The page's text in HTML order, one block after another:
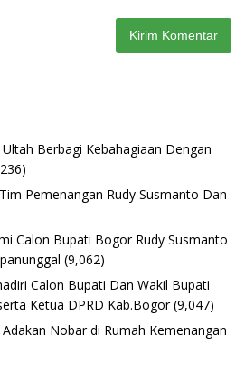
Berbagi Kebahagiaan Dengan
Pemenangan Rudy Susmanto Dan
Calon Bupati Bogor Rudy Susmanto
(9,062)
Calon Bupati Dan Wakil Bupati
Ketua DPRD Kab.Bogor (9,047)
Nobar di Rumah Kemenangan